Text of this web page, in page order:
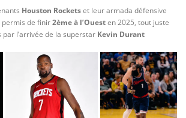
Houston Rocketset leur armada défensive
permis de finir2ème à l’Ouesten 2025, tout juste
par l’arrivée de la superstar Kevin Durant